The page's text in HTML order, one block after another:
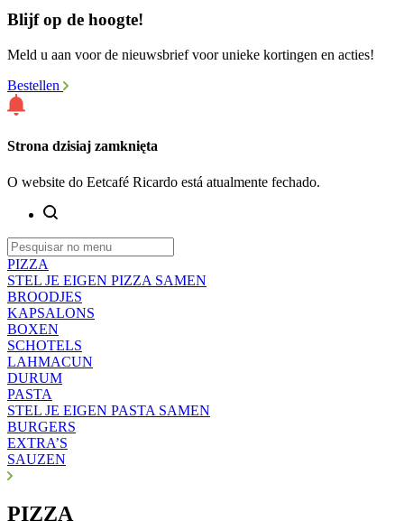
Blijf op de hoogte!
Meld u aan voor de nieuwsbrief voor unieke kortingen en acties!
Bestellen
Strona dzisiaj zamknięta
O website do Eetcafé Ricardo está atualmente fechado.
PIZZA
STEL JE EIGEN PIZZA SAMEN
BROODJES
KAPSALONS
BOXEN
SCHOTELS
LAHMACUN
DURUM
PASTA
STEL JE EIGEN PASTA SAMEN
BURGERS
EXTRA’S
SAUZEN
PIZZA